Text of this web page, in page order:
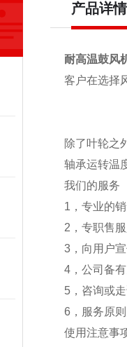
产品详情
耐高温鼓风
客户在选择
除了叶轮之
轴承运转温
我们的服务
1，专业的
2，专职售
3，向用户
4，公司备
5，咨询或
6，服务原
使用注意事